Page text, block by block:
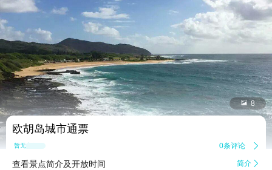
 8
欧胡岛城市通票
暂无点评 0条评论 
查看景点简介及开放时间 简介 
